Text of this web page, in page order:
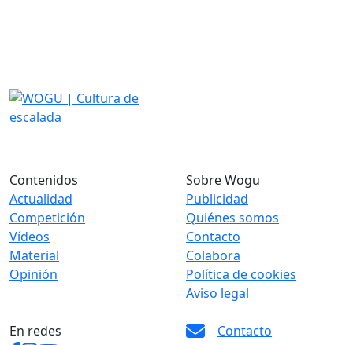
Contenidos
Actualidad
Competición
Vídeos
Material
Opinión
Sobre Wogu
Publicidad
Quiénes somos
Contacto
Colabora
Política de cookies
Aviso legal
En redes Contacto